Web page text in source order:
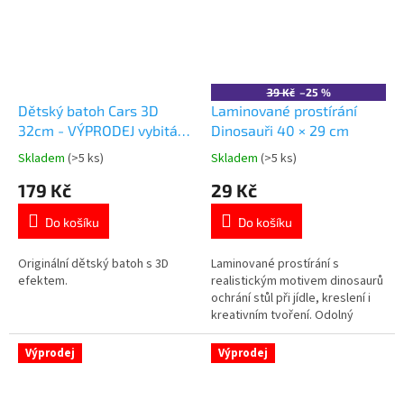
Dětský batoh Cars 3D
32cm - VÝPRODEJ vybitá
baterie
Průměrné
produktu
4,8
5
hvězdiček.
Skladem (>5 ks)
179 Kč
Do košíku
Originální dětský batoh s 3D
efektem.
39 Kč –25 %
Laminované prostírání
Dinosauři 40 × 29 cm
Průměrné
produktu
4,9
5
hvězdiček.
Skladem (>5 ks)
29 Kč
Do košíku
Laminované prostírání s
realistickým motivem dinosaurů
ochrání stůl při jídle, kreslení i
kreativním tvoření. Odolný
omyvatelný povrch se snadno
čistí vlhkým hadříkem. Skvělý
doplněk pro všechny malé
Výprodej Výprodej